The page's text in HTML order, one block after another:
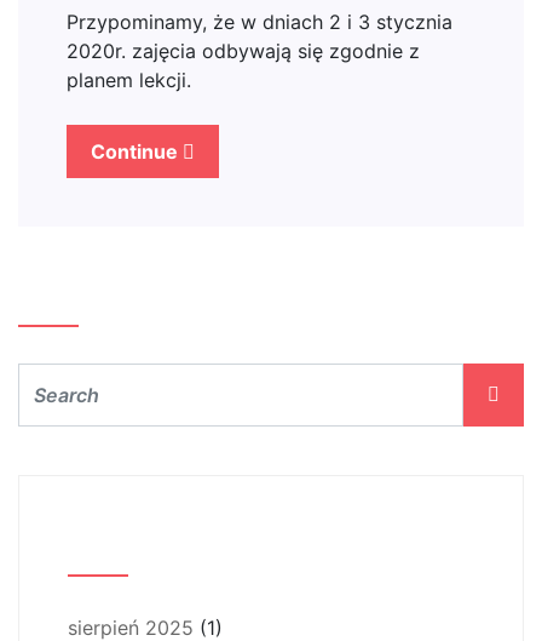
Przypominamy, że w dniach 2 i 3 stycznia
2020r. zajęcia odbywają się zgodnie z
planem lekcji.
Continue
sierpień 2025 (1)